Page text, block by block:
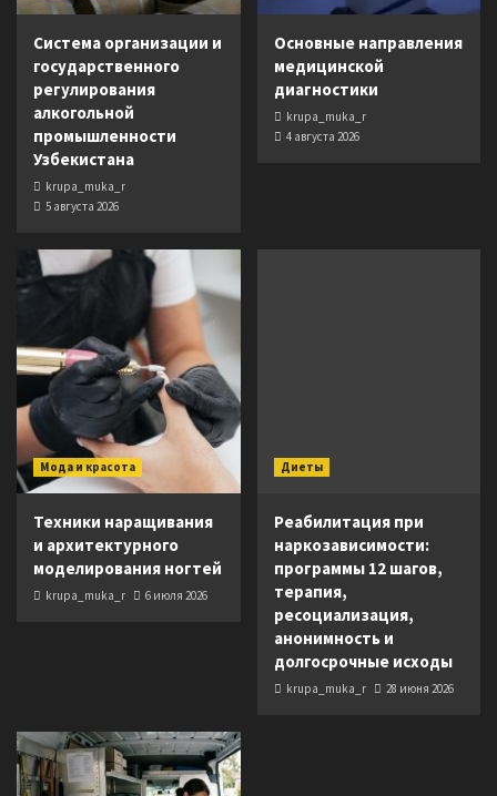
Система организации и
государственного
регулирования
алкогольной
промышленности
Узбекистана
krupa_muka_r
5 августа 2026
Основные направления
медицинской
диагностики
krupa_muka_r
4 августа 2026
Мода и красота
Техники наращивания
и архитектурного
моделирования ногтей
krupa_muka_r 6 июля 2026
Диеты
Реабилитация при
наркозависимости:
программы 12 шагов,
терапия,
ресоциализация,
анонимность и
долгосрочные исходы
krupa_muka_r 28 июня 2026